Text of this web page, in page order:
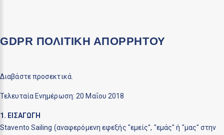
GDPR ΠΟΛΙΤΙΚΉ ΑΠΟΡΡΉΤΟΥ
Διαβάστε προσεκτικά.
Τελευταία Ενημέρωση: 20 Μαΐου 2018
1. ΕΙΣΑΓΩΓΗ
Stavento Sailing (αναφερόμενη εφεξής "εμείς", "εμάς" ή "μας" στην